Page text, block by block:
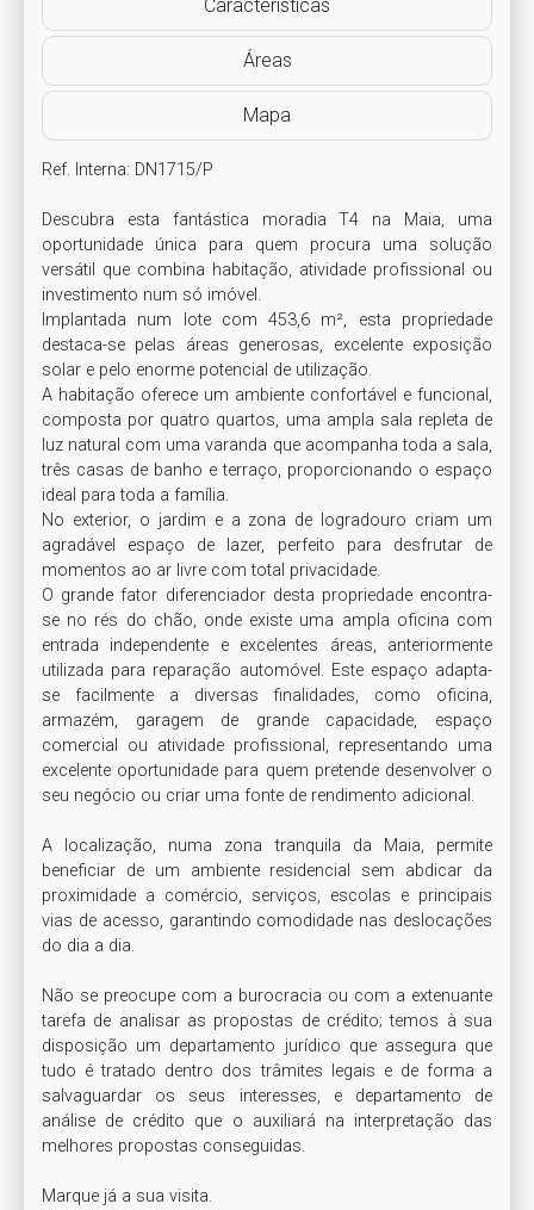
Características
Áreas
Mapa
Ref. Interna: DN1715/P
Descubra esta fantástica moradia T4 na Maia, uma
oportunidade única para quem procura uma solução
versátil que combina habitação, atividade profissional ou
investimento num só imóvel.
Implantada num lote com 453,6 m², esta propriedade
destaca-se pelas áreas generosas, excelente exposição
solar e pelo enorme potencial de utilização.
A habitação oferece um ambiente confortável e funcional,
composta por quatro quartos, uma ampla sala repleta de
luz natural com uma varanda que acompanha toda a sala,
três casas de banho e terraço, proporcionando o espaço
ideal para toda a família.
No exterior, o jardim e a zona de logradouro criam um
agradável espaço de lazer, perfeito para desfrutar de
momentos ao ar livre com total privacidade.
O grande fator diferenciador desta propriedade encontra-
se no rés do chão, onde existe uma ampla oficina com
entrada independente e excelentes áreas, anteriormente
utilizada para reparação automóvel. Este espaço adapta-
se facilmente a diversas finalidades, como oficina,
armazém, garagem de grande capacidade, espaço
comercial ou atividade profissional, representando uma
excelente oportunidade para quem pretende desenvolver o
seu negócio ou criar uma fonte de rendimento adicional.
A localização, numa zona tranquila da Maia, permite
beneficiar de um ambiente residencial sem abdicar da
proximidade a comércio, serviços, escolas e principais
vias de acesso, garantindo comodidade nas deslocações
do dia a dia.
Não se preocupe com a burocracia ou com a extenuante
tarefa de analisar as propostas de crédito; temos à sua
disposição um departamento jurídico que assegura que
tudo é tratado dentro dos trâmites legais e de forma a
salvaguardar os seus interesses, e departamento de
análise de crédito que o auxiliará na interpretação das
melhores propostas conseguidas.
Marque já a sua visita.